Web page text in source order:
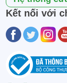
Kết nối với